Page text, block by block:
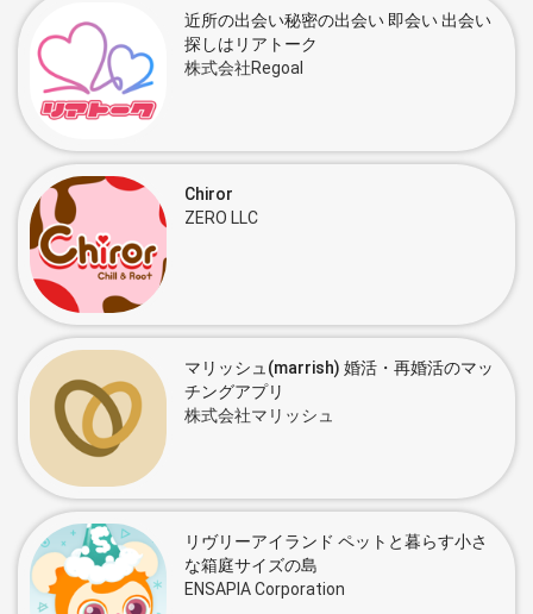
近所の出会い秘密の出会い 即会い 出会い
探しはリアトーク
株式会社Regoal
Chiror
ZERO LLC
マリッシュ(marrish) 婚活・再婚活のマッ
チングアプリ
株式会社マリッシュ
リヴリーアイランド ペットと暮らす小さ
な箱庭サイズの島
ENSAPIA Corporation